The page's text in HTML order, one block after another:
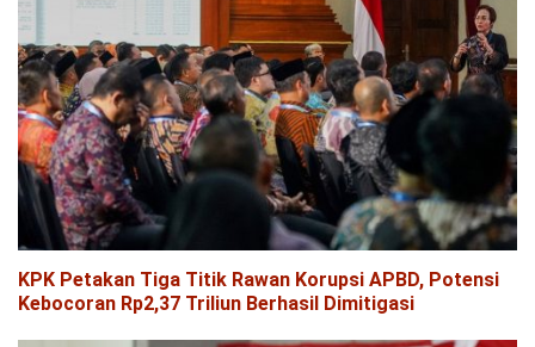
KPK Petakan Tiga Titik Rawan Korupsi APBD, Potensi
Kebocoran Rp2,37 Triliun Berhasil Dimitigasi